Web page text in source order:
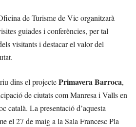
de Turisme de Vic organitzarà
guiades i conferències, per tal
visitants i destacar el valor del
dins el projectePrimavera Barroca,
de ciutats com Manresa i Valls en
català. La presentació d’aquesta
el 27 de maig a la Sala Francesc Pla